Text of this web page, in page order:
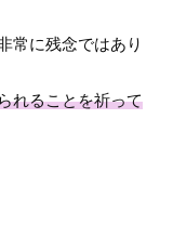
常に残念ではあり
れることを祈って